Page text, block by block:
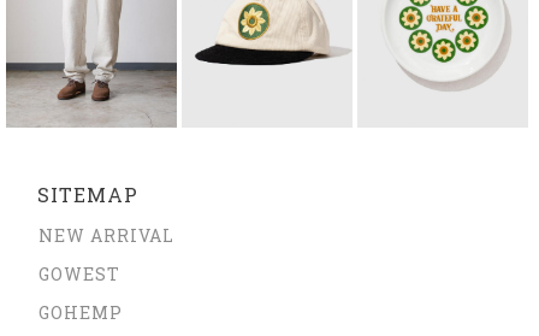
SITEMAP
NEW ARRIVAL
GOWEST
GOHEMP